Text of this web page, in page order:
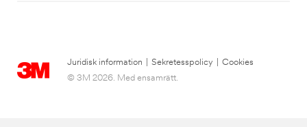
Juridisk information Sekretesspolicy
Cookies
© 3M 2026. Med ensamrätt.